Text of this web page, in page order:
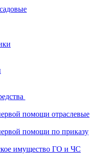
помощи отраслевые
помощи по приказу
имущество ГО и ЧС